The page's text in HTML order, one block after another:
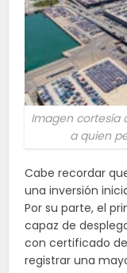
Imagen cortesía
a quien
Cabe recordar
una inversión
Por su parte, el
capaz de
con certificado de
registrar una